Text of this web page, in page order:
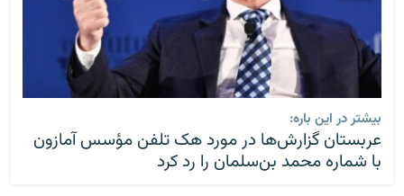
بیشتر در این باره:
عربستان گزارش‌ها در مورد هک تلفن مؤسس آمازون
با شماره محمد بن‌سلمان را رد کرد